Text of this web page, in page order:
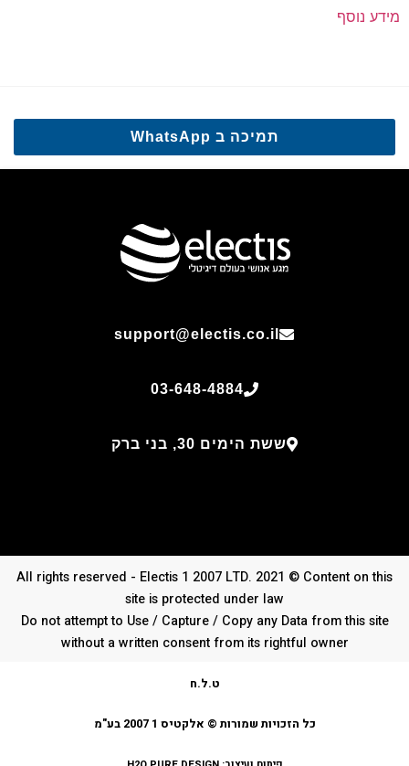
מידע נוסף
תמיכה ב WhatsApp
support@electis.co.il
03-648-4884
ששת הימים 30, בני ברק
All rights reserved - Electis 1 2007 LTD. 2021 © Content on this
site is protected under law
Do not attempt to Use / Capture / Copy any Data from this site
without a written consent from its rightful owner
כל הזכויות שמורות © אלקטיס 1 2007 בע"מ
ט.ל.ח